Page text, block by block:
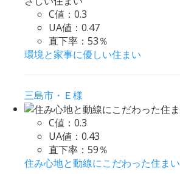
C値： 0.3
UA値： 0.47
直下率： 53％
環境と家事に優しい住まい
三島市・Ｅ様
C値： 0.3
UA値： 0.43
直下率： 59％
住み心地と動線にこだわった住まい